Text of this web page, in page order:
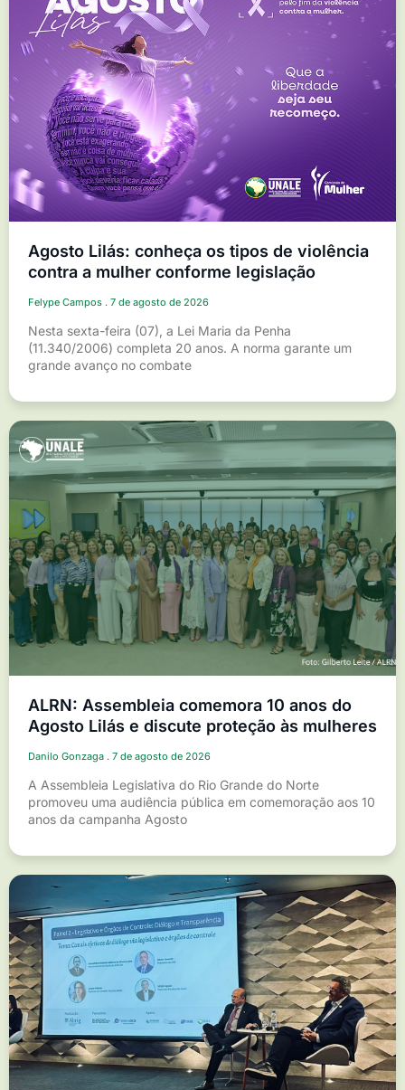
Agosto Lilás: conheça os tipos de violência
contra a mulher conforme legislação
Felype Campos 7 de agosto de 2026
Nesta sexta-feira (07), a Lei Maria da Penha
(11.340/2006) completa 20 anos. A norma garante um
grande avanço no combate
ALRN: Assembleia comemora 10 anos do
Agosto Lilás e discute proteção às mulheres
Danilo Gonzaga 7 de agosto de 2026
A Assembleia Legislativa do Rio Grande do Norte
promoveu uma audiência pública em comemoração aos 10
anos da campanha Agosto